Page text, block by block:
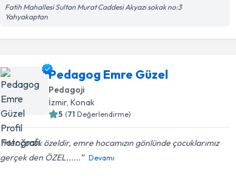
Fatih Mahallesi Sultan Murat Caddesi Akyazı sokak no:3
Yahyakaptan
Pedagog Emre Güzel
Pedagoji
İzmir, Konak
5 (71 Değerlendirme)
Her çocuk özeldir, emre hocamızın gönlünde çocuklarımız
gerçek den ÖZEL......
Devamı